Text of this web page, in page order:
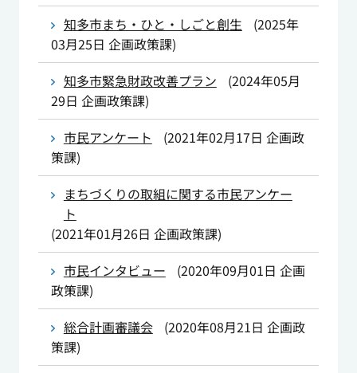
知多市まち・ひと・しごと創生
(2025年
03月25日 企画政策課)
知多市緊急財政改善プラン
(2024年05月
29日 企画政策課)
市民アンケート
(2021年02月17日 企画政
策課)
まちづくりの取組に関する市民アンケー
ト
(2021年01月26日 企画政策課)
市民インタビュー
(2020年09月01日 企画
政策課)
総合計画審議会
(2020年08月21日 企画政
策課)